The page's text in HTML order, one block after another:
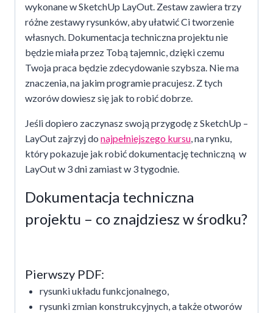
wykonane w SketchUp LayOut. Zestaw zawiera trzy
różne zestawy rysunków, aby ułatwić Ci tworzenie
własnych. Dokumentacja techniczna projektu nie
będzie miała przez Tobą tajemnic,dzięki czemu
Twoja praca będzie zdecydowanie szybsza. Nie ma
znaczenia, na jakim programie pracujesz. Z tych
wzorów dowiesz się jak to robić dobrze.
Jeśli dopiero zaczynasz swoją przygodę z SketchUp –
LayOut zajrzyj do najpełniejszego kursu, na rynku,
który pokazuje jak robić dokumentację techniczną w
LayOut w 3 dni zamiast w 3 tygodnie.
Dokumentacja techniczna
projektu – co znajdziesz w środku?
Pierwszy PDF:
rysunki układu funkcjonalnego,
rysunki zmian konstrukcyjnych, a także otworów